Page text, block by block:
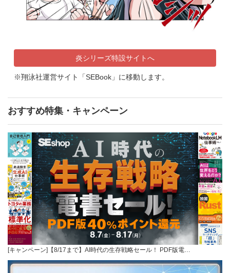
炎シリーズ特設サイトへ
※翔泳社運営サイト「SEBook」に移動します。
おすすめ特集・キャンペーン
[キャンペーン]【8/17まで】AI時代の生存戦略セール！ PDF版電…